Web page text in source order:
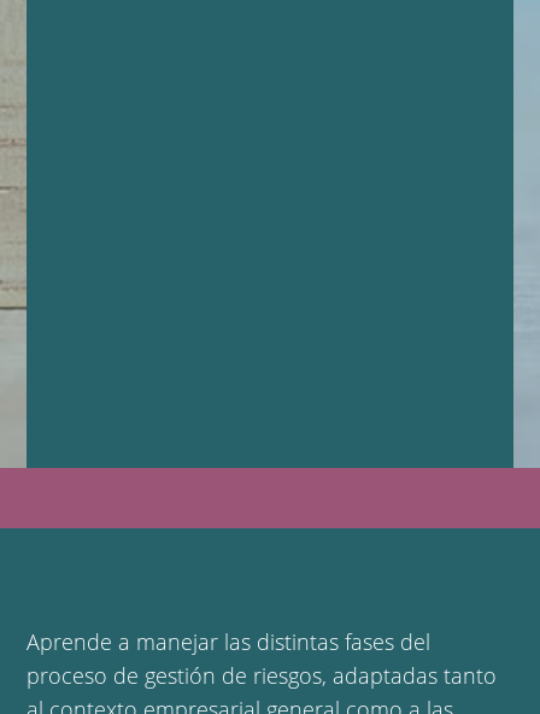
Aprende a manejar las distintas fases del
proceso de gestión de riesgos, adaptadas tanto